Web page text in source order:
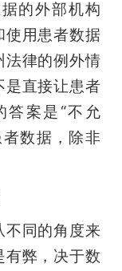
的外部机构
使用患者数据
法律的例外情
是直接让患者
答案是“不允
数据，除非
不同的角度来
有弊，决于数